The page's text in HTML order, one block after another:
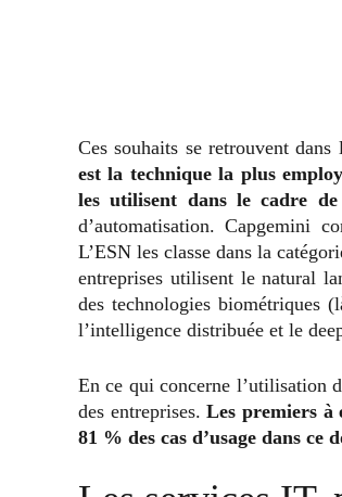
Ces souhaits se retrouvent
est la technique la plus
les utilisent dans le cadre
d’automatisation. Capgemini
L’ESN les classe dans la
entreprises utilisent le natural
des technologies biométriques
l’intelligence distribuée et le
En ce qui concerne l’utilisation
des entreprises. Les premiers à
81 % des cas d’usage dans ce